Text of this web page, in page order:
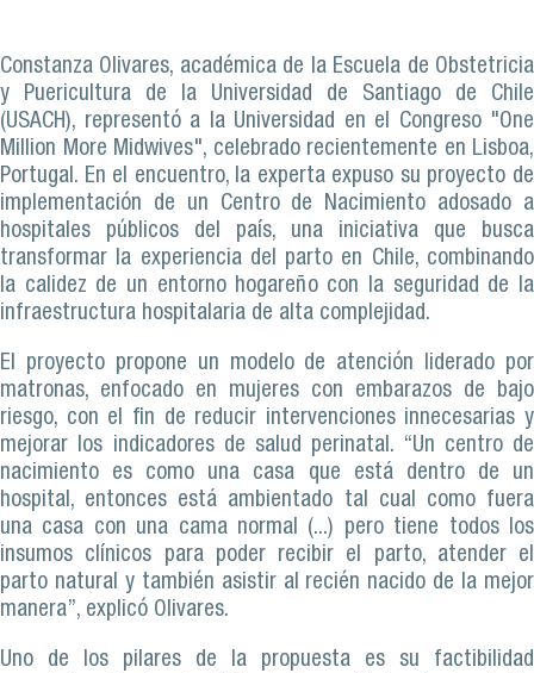
Constanza Olivares, académica de la Escuela de Obstetricia
y Puericultura de la Universidad de Santiago de Chile
(USACH), representó a la Universidad en el Congreso "One
Million More Midwives", celebrado recientemente en Lisboa,
Portugal. En el encuentro, la experta expuso su proyecto de
implementación de un Centro de Nacimiento adosado a
hospitales públicos del país, una iniciativa que busca
transformar la experiencia del parto en Chile, combinando
la calidez de un entorno hogareño con la seguridad de la
infraestructura hospitalaria de alta complejidad.
El proyecto propone un modelo de atención liderado por
matronas, enfocado en mujeres con embarazos de bajo
riesgo, con el fin de reducir intervenciones innecesarias y
mejorar los indicadores de salud perinatal. “Un centro de
nacimiento es como una casa que está dentro de un
hospital, entonces está ambientado tal cual como fuera
una casa con una cama normal (...) pero tiene todos los
insumos clínicos para poder recibir el parto, atender el
parto natural y también asistir al recién nacido de la mejor
manera”, explicó Olivares.
Uno de los pilares de la propuesta es su factibilidad